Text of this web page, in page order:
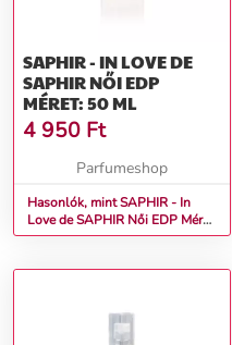
SAPHIR - IN LOVE DE
SAPHIR NŐI EDP
MÉRET: 50 ML
4 950 Ft
Parfumeshop
Hasonlók, mint SAPHIR - In
Love de SAPHIR Női EDP Méret:
50 ml